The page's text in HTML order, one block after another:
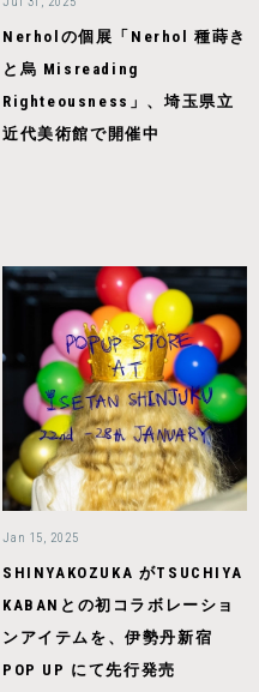
Nerholの個展「Nerhol 種蒔き
と烏 Misreading
Righteousness」、埼玉県立
近代美術館で開催中
Jan 15, 2025
SHINYAKOZUKA がTSUCHIYA
KABANとの初コラボレーショ
ンアイテムを、伊勢丹新宿
POP UP にて先行発売